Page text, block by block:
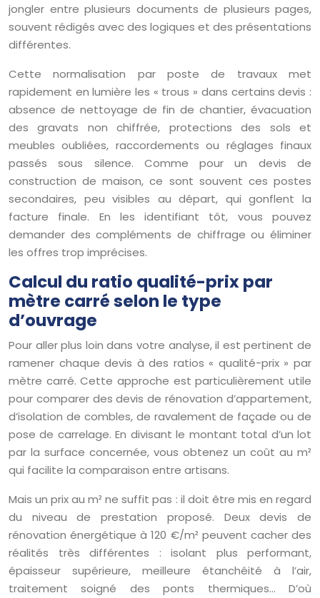
jongler entre plusieurs documents de plusieurs pages,
souvent rédigés avec des logiques et des présentations
différentes.
Cette normalisation par poste de travaux met
rapidement en lumière les « trous » dans certains devis :
absence de nettoyage de fin de chantier, évacuation
des gravats non chiffrée, protections des sols et
meubles oubliées, raccordements ou réglages finaux
passés sous silence. Comme pour un devis de
construction de maison, ce sont souvent ces postes
secondaires, peu visibles au départ, qui gonflent la
facture finale. En les identifiant tôt, vous pouvez
demander des compléments de chiffrage ou éliminer
les offres trop imprécises.
Calcul du ratio qualité-prix par
mètre carré selon le type
d’ouvrage
Pour aller plus loin dans votre analyse, il est pertinent de
ramener chaque devis à des ratios « qualité-prix » par
mètre carré. Cette approche est particulièrement utile
pour comparer des devis de rénovation d’appartement,
d’isolation de combles, de ravalement de façade ou de
pose de carrelage. En divisant le montant total d’un lot
par la surface concernée, vous obtenez un coût au m²
qui facilite la comparaison entre artisans.
Mais un prix au m² ne suffit pas : il doit être mis en regard
du niveau de prestation proposé. Deux devis de
rénovation énergétique à 120 €/m² peuvent cacher des
réalités très différentes : isolant plus performant,
épaisseur supérieure, meilleure étanchéité à l’air,
traitement soigné des ponts thermiques… D’où